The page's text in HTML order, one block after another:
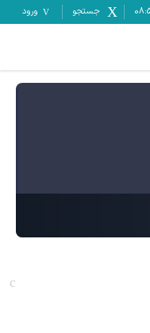
جستجو ورود